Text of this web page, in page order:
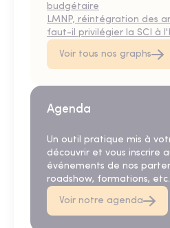
budgétaire
LMNP, réintégration des
faut-il privilégier la SCI à
Voir tous nos graphs
Agenda
Un outil pratique mis à
découvrir et vous inscrire
événements de nos
roadshow, formations, etc.
Voir notre agenda